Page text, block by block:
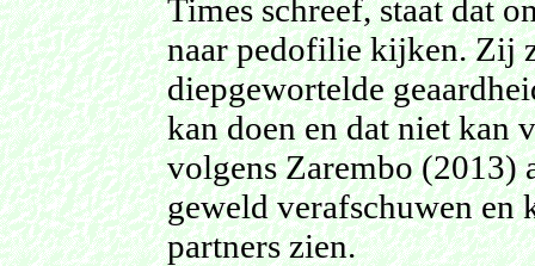
Times schreef, staat dat
naar pedofilie kijken. Zij
diepgewortelde
kan doen en dat niet kan
volgens Zarembo (2013)
geweld verafschuwen en
partners zien.